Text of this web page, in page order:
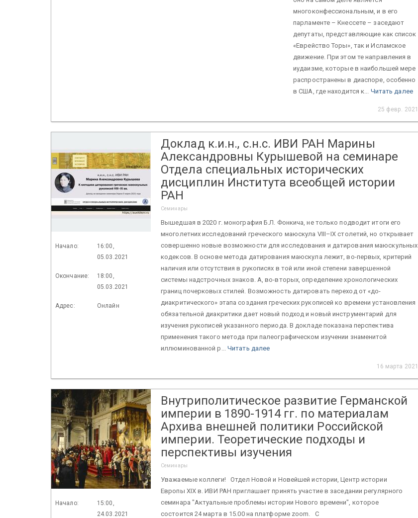
многоконфессиональным, и в его
парламенте – Кнессете – заседают
депутаты, представляющие как список
«Еврейство Торы», так и Исламское
движение. При этом те направления в
иудаизме, которые в наибольшей мере
распространены в диаспоре, особенно
в США, где находится к... Читать далее
25 февр. 2021
Начало:
16:00,
05.03.2021
Окончание:
18:00,
05.03.2021
Адрес: Онлайн
Доклад к.и.н., с.н.с. ИВИ РАН Марины
Александровны Курышевой на семинаре
Отдела специальных исторических
дисциплин Института всеобщей истории
РАН
Семинары
Вышедшая в 2020 г. монография Б.Л. Фонкича, не только подводит итоги его
многолетних исследований греческого маюскула VIII–IX столетий, но открывает
совершенно новые возможности для исследования и датирования маюскульных
кодексов. В основе метода датирования маюскула лежит, во-первых, критерий
наличия или отсутствия в рукописях в той или иной степени завершенной
системы надстрочных знаков. А, во-вторых, определение хронологических
границ почерковых стилей. Возможность датировать переход от «до-
диакритического» этапа создания греческих рукописей ко времени установления
обязательной диакритики дает новый подход и новый инструментарий для
изучения рукописей указанного периода. В докладе показана перспектива
применения такого метода при палеографическом изучении знаменитой
иллюминованной р... Читать далее
16 марта 2021
Начало:
15:00,
24.03.2021
Внутриполитическое развитие Германской
империи в 1890-1914 гг. по материалам
Архива внешней политики Российской
империи. Теоретические подходы и
перспективы изучения
Семинары
Уважаемые коллеги! Отдел Новой и Новейшей истории, Центр истории
Европы XIX в. ИВИ РАН приглашает принять участие в заседании регулярного
семинара "Актуальные проблемы истории Нового времени", которое
состоится 24 марта в 15.00 на платформе zoom. С